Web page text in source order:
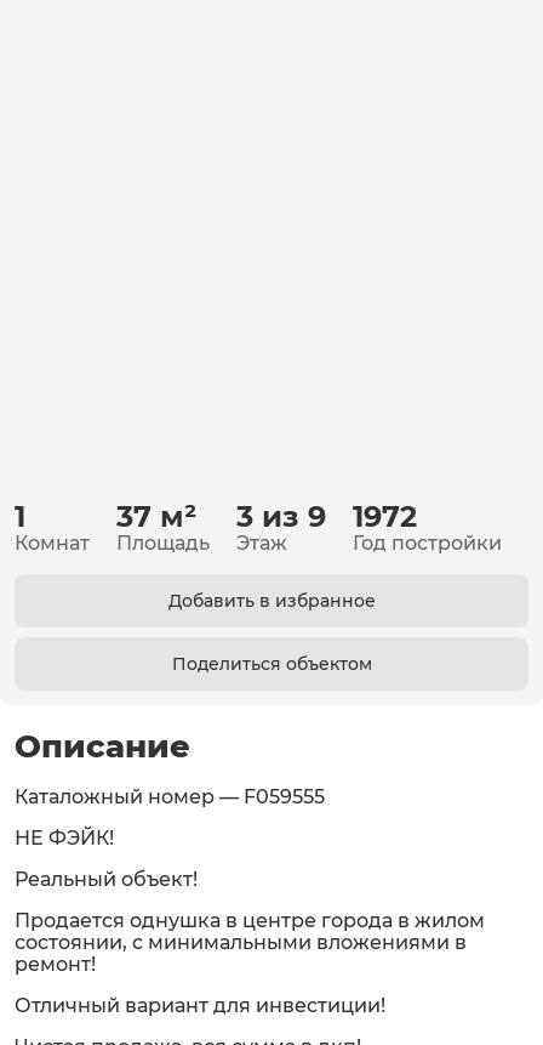
1
Комнат
37 м²
Площадь
3 из 9
Этаж
1972
Год постройки
Добавить в избранное
Поделиться объектом
Описание
Каталожный номер — F059555
НЕ ФЭЙК!
Реальный объект!
Продается однушка в центре города в жилом
состоянии, с минимальными вложениями в
ремонт!
Отличный вариант для инвестиции!